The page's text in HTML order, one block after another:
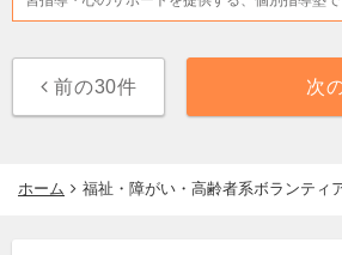
前の30件 次
ホーム 福祉・障がい・高齢者系ボランティ